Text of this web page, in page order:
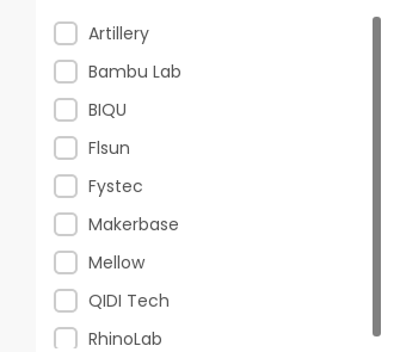
Artillery
Bambu Lab
BIQU
Flsun
Fystec
Makerbase
Mellow
QIDI Tech
RhinoLab